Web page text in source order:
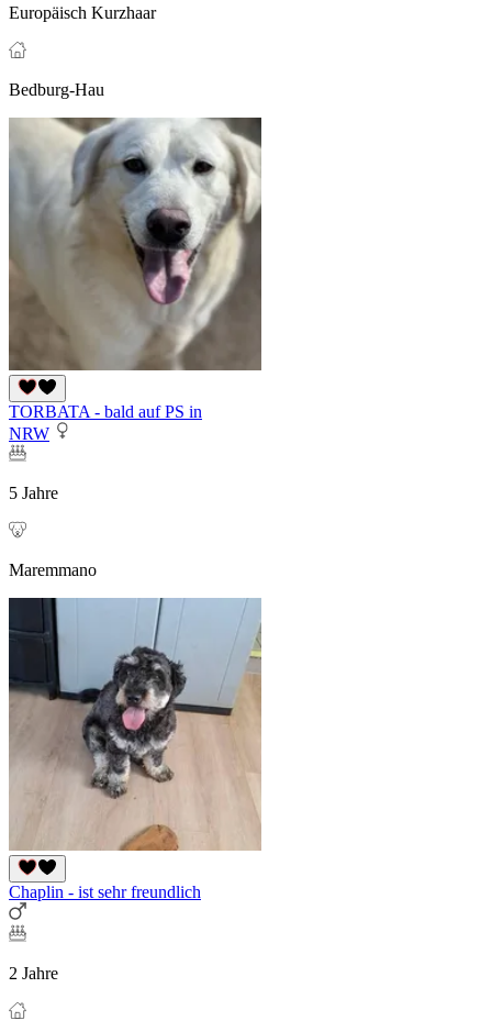
Europäisch Kurzhaar
Bedburg-Hau
TORBATA - bald auf PS in
NRW
5 Jahre
Maremmano
Chaplin - ist sehr freundlich
2 Jahre